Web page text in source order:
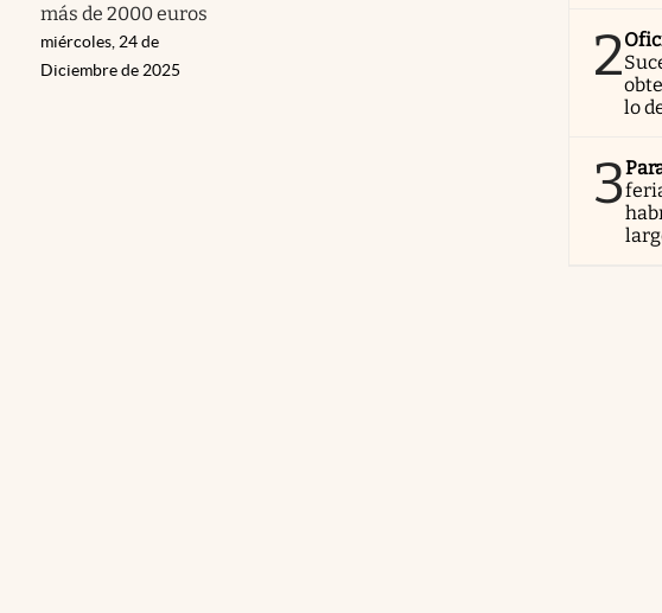
más de 2000 euros
miércoles, 24 de
Diciembre de 2025
2
lo
3